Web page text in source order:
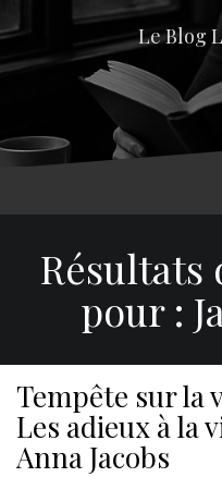
Le Blog
Résultats
pour :
Tempête sur la
Les adieux à la
Anna Jacobs